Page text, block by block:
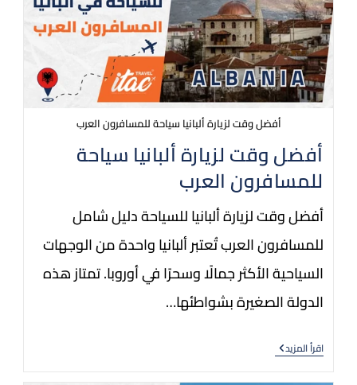
أفضل وقت لزيارة ألبانيا سياحة للمسافرون العرب
أفضل وقت لزيارة ألبانيا سياحة
للمسافرون العرب
أفضل وقت لزيارة ألبانيا للسياحة دليل شامل
للمسافرون العرب تُعتبر ألبانيا واحدة من الوجهات
السياحية الأكثر جمالًا وسحرًا في أوروبا. تمتاز هذه
الدولة الصغيرة بشواطئها…
اقرأ المزيد